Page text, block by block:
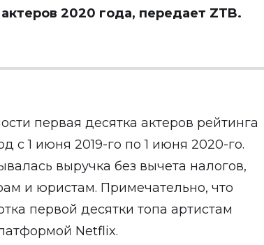
2020 года, передает ZTB.
первая десятка актеров рейтинга
с 1 июня 2019-го по 1 июня 2020-го.
выручка без вычета налогов,
и юристам. Примечательно, что
первой десятки топа артистам
Netflix.